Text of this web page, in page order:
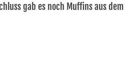
gab es noch Muffins aus dem